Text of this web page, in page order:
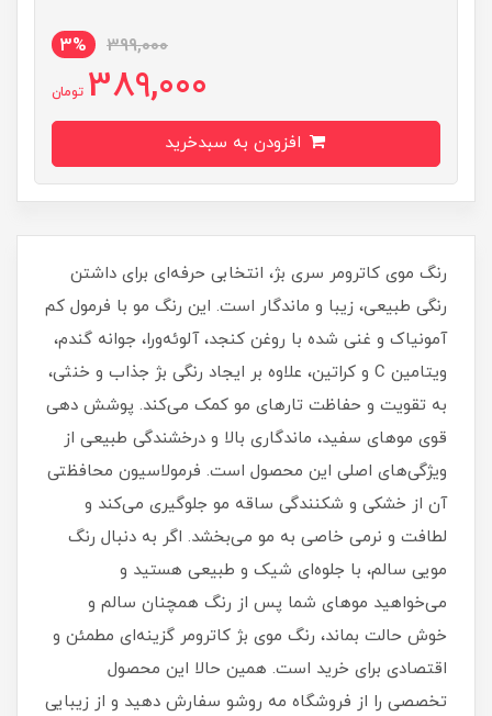
399,000
3%
389,000 تومان
رنگ موی کاترومر سری بژ، انتخابی حرفه‌ای برای داشتن
رنگی طبیعی، زیبا و ماندگار است. این رنگ مو با فرمول کم‌
آمونیاک و غنی شده با روغن کنجد، آلوئه‌ورا، جوانه گندم،
ویتامین C و کراتین، علاوه بر ایجاد رنگی بژ جذاب و خنثی،
به تقویت و حفاظت تارهای مو کمک می‌کند. پوشش دهی
قوی موهای سفید، ماندگاری بالا و درخشندگی طبیعی از
ویژگی‌های اصلی این محصول است. فرمولاسیون محافظتی
آن از خشکی و شکنندگی ساقه مو جلوگیری می‌کند و
لطافت و نرمی خاصی به مو می‌بخشد. اگر به دنبال رنگ
مویی سالم، با جلوه‌ای شیک و طبیعی هستید و
می‌خواهید موهای شما پس از رنگ همچنان سالم و
خوش حالت بماند، رنگ موی بژ کاترومر گزینه‌ای مطمئن و
اقتصادی برای خرید است. همین حالا این محصول
تخصصی را از فروشگاه مه روشو سفارش دهید و از زیبایی